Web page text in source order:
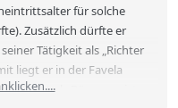
für solche
Zusätzlich dürfte er
Tätigkeit als „Richter
liegt er in der Favela
Beust als Bürgermeister